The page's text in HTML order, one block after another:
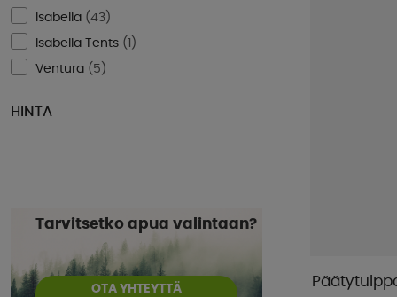
Isabella (43)
Isabella Tents ( )
Ventura ( 5 )
HINTA
Tarvitsetko apua valintaan?
OTA YHTEYTTÄ